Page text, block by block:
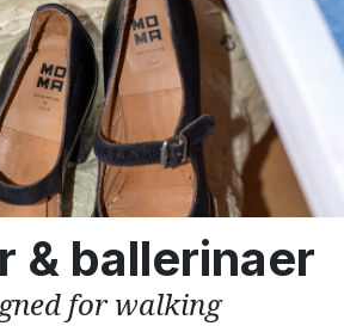
& ballerinaer
for walking